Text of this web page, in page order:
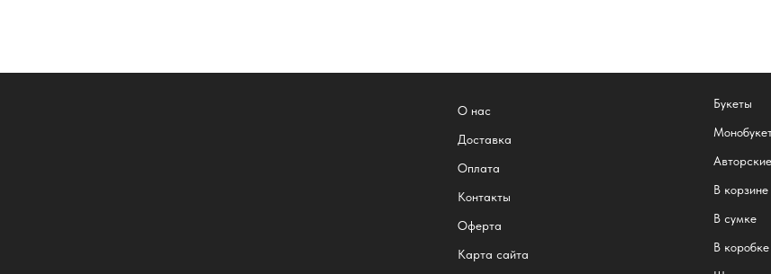
О нас
Доставка
Оплата
Контакты
Оферта
Карта сайта
Букеты
Авторские
В корзине
В сумке
В коробке